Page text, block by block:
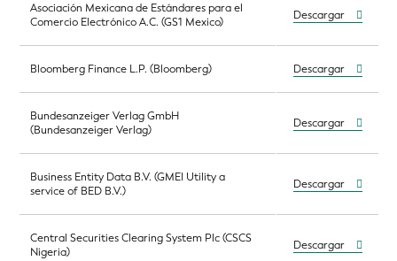
Asociación Mexicana de Estándares para el
Comercio Electrónico A.C. (GS1 Mexico)
Descargar
Bloomberg Finance L.P. (Bloomberg) Descargar
Bundesanzeiger Verlag GmbH
(Bundesanzeiger Verlag)
Descargar
Business Entity Data B.V. (GMEI Utility a
service of BED B.V.)
Descargar
Central Securities Clearing System Plc (CSCS
Nigeria)
Descargar